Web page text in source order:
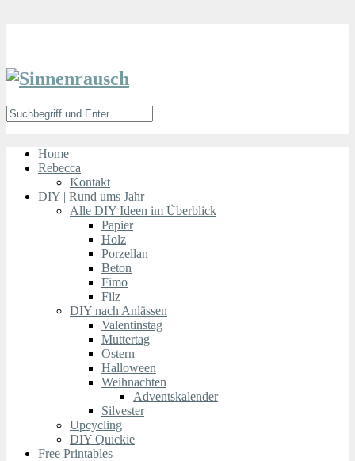
Home
Rebecca
Kontakt
DIY | Rund ums Jahr
Alle DIY Ideen im Überblick
Papier
Holz
Porzellan
Beton
Fimo
Filz
DIY nach Anlässen
Valentinstag
Muttertag
Ostern
Halloween
Weihnachten
Adventskalender
Silvester
Upcycling
DIY Quickie
Free Printables